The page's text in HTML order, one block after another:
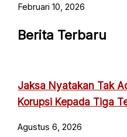
Februari 10, 2026
Berita Terbaru
Jaksa Nyatakan Tak
Korupsi Kepada Tiga
Agustus 6, 2026